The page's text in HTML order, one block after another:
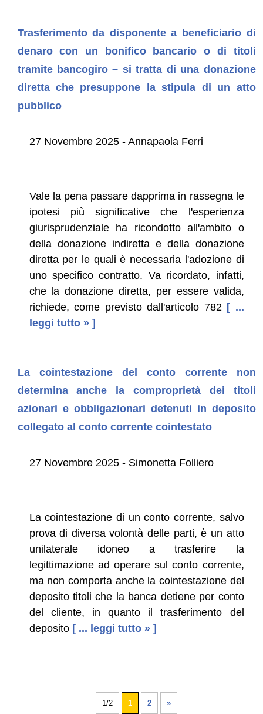
Trasferimento da disponente a beneficiario di
denaro con un bonifico bancario o di titoli
tramite bancogiro – si tratta di una donazione
diretta che presuppone la stipula di un atto
pubblico
27 Novembre 2025 - Annapaola Ferri
Vale la pena passare dapprima in rassegna le
ipotesi più significative che l'esperienza
giurisprudenziale ha ricondotto all'ambito o
della donazione indiretta e della donazione
diretta per le quali è necessaria l'adozione di
uno specifico contratto. Va ricordato, infatti,
che la donazione diretta, per essere valida,
richiede, come previsto dall'articolo 782 [ ...
leggi tutto » ]
La cointestazione del conto corrente non
determina anche la comproprietà dei titoli
azionari e obbligazionari detenuti in deposito
collegato al conto corrente cointestato
27 Novembre 2025 - Simonetta Folliero
La cointestazione di un conto corrente, salvo
prova di diversa volontà delle parti, è un atto
unilaterale idoneo a trasferire la
legittimazione ad operare sul conto corrente,
ma non comporta anche la cointestazione del
deposito titoli che la banca detiene per conto
del cliente, in quanto il trasferimento del
deposito [ ... leggi tutto » ]
1/2 1 2 »